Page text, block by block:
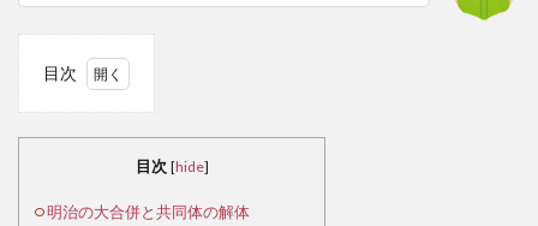
目次
併と
目次 [hide]
明治の大合併と共同体の解体